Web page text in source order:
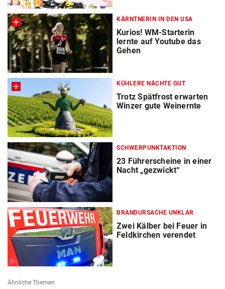
KÄRNTNERIN IN DEN USA
Kurios! WM-Starterin
lernte auf Youtube das
Gehen
KÜHLERE NÄCHTE GUT
Trotz Spätfrost erwarten
Winzer gute Weinernte
SCHWERPUNKTAKTION
23 Führerscheine in einer
Nacht „gezwickt“
BRANDURSACHE UNKLAR
Zwei Kälber bei Feuer in
Feldkirchen verendet
Ähnliche Themen